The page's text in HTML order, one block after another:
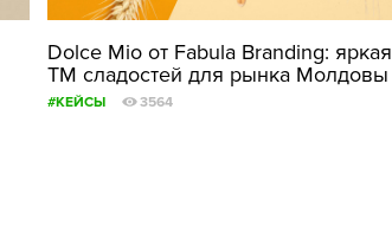
Dolce Mio от Fabula Branding: яркая
ТМ сладостей для рынка Молдовы
#КЕЙСЫ 3564